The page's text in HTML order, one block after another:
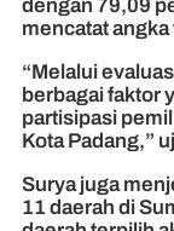
dengan 79,09
mencatat
“Melalui
berbagai faktor
partisipasi
Kota Padang,”
Surya juga
11 daerah di